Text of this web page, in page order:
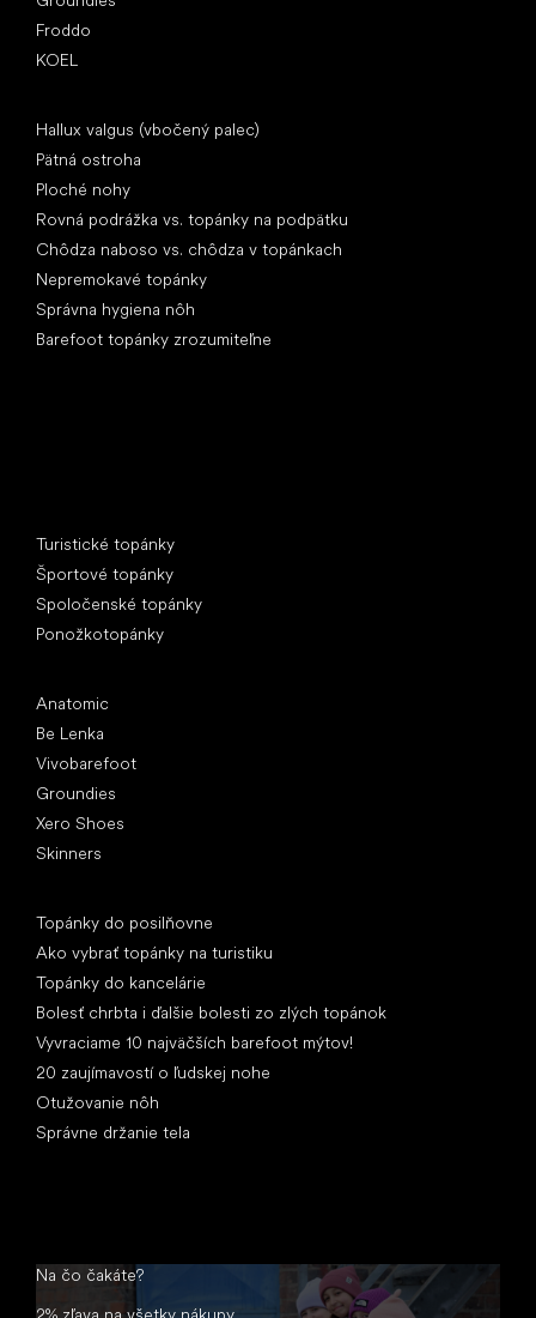
Froddo
KOEL
Hallux valgus (vbočený palec)
Pätná ostroha
Ploché nohy
Rovná podrážka vs. topánky na podpätku
Chôdza naboso vs. chôdza v topánkach
Nepremokavé topánky
Správna hygiena nôh
Barefoot topánky zrozumiteľne
Turistické topánky
Športové topánky
Spoločenské topánky
Ponožkotopánky
Anatomic
Be Lenka
Vivobarefoot
Groundies
Xero Shoes
Skinners
Topánky do posilňovne
Ako vybrať topánky na turistiku
Topánky do kancelárie
Bolesť chrbta i ďalšie bolesti zo zlých topánok
Vyvraciame 10 najväčších barefoot mýtov!
20 zaujímavostí o ľudskej nohe
Otužovanie nôh
Správne držanie tela
Na čo čakáte?
2% zľava na všetky nákupy